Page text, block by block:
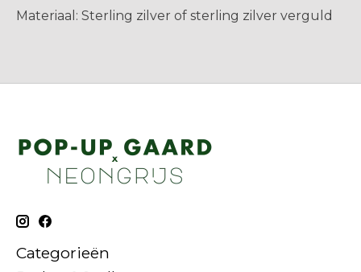
Materiaal: Sterling zilver of sterling zilver verguld
Categorieën